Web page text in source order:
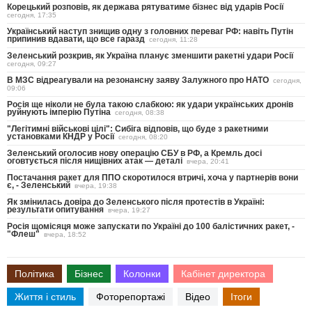
Корецький розповів, як держава рятуватиме бізнес від ударів Росії
сегодня, 17:35
Український наступ знищив одну з головних переваг РФ: навіть Путін
припинив вдавати, що все гаразд сегодня, 11:28
Зеленський розкрив, як Україна планує зменшити ракетні удари Росії
сегодня, 09:27
В МЗС відреагували на резонансну заяву Залужного про НАТО сегодня,
09:06
Росія ще ніколи не була такою слабкою: як удари українських дронів
руйнують імперію Путіна сегодня, 08:38
"Легітимні військові цілі": Сибіга відповів, що буде з ракетними
установками КНДР у Росії сегодня, 08:20
Зеленський оголосив нову операцію СБУ в РФ, а Кремль досі
оговтується після нищівних атак — деталі вчера, 20:41
Постачання ракет для ППО скоротилося втричі, хоча у партнерів вони
є, - Зеленський вчера, 19:38
Як змінилась довіра до Зеленського після протестів в Україні:
результати опитування вчера, 19:27
Росія щомісяця може запускати по Україні до 100 балістичних ракет, -
"Флеш" вчера, 18:52
Політика Бізнес Колонки Кабінет директора
Життя і стиль Фоторепортажі Відео Ітоги